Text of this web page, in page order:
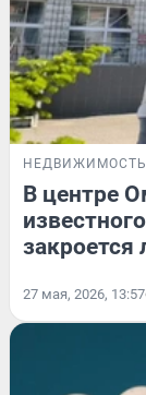
НЕДВИЖИМОСТЬ
В центре
закроется
27 мая, 2026, 13:57